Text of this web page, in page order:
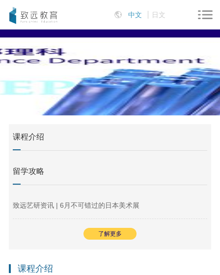
中文 日文
课程介绍
留学攻略
致远艺研资讯 | 6月不可错过的日本美术展
了解更多
课程介绍